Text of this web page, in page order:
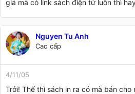
giá mà có link sách điện tử luôn thì
Nguyen Tu Anh
Cao cấp
4/11/05
Trởi! Thế thì sách in ra có mà bán cho